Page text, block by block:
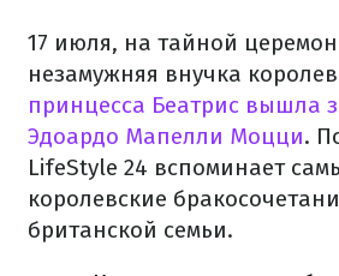
17 июля, на тайной
незамужняя внучка
принцесса Беатрис вышла
Эдоардо Мапелли Моцци.
LifeStyle 24 вспоминает
королевские
британской семьи.